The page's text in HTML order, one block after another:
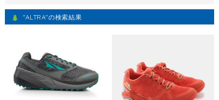
"ALTRA"の検索結果